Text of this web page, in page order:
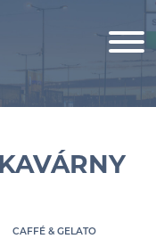
CAFFÉ & GELATO